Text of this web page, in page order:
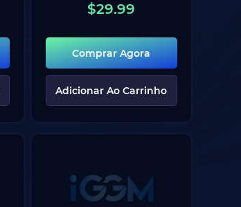
$29.99
Comprar Agora
Adicionar Ao Carrinho